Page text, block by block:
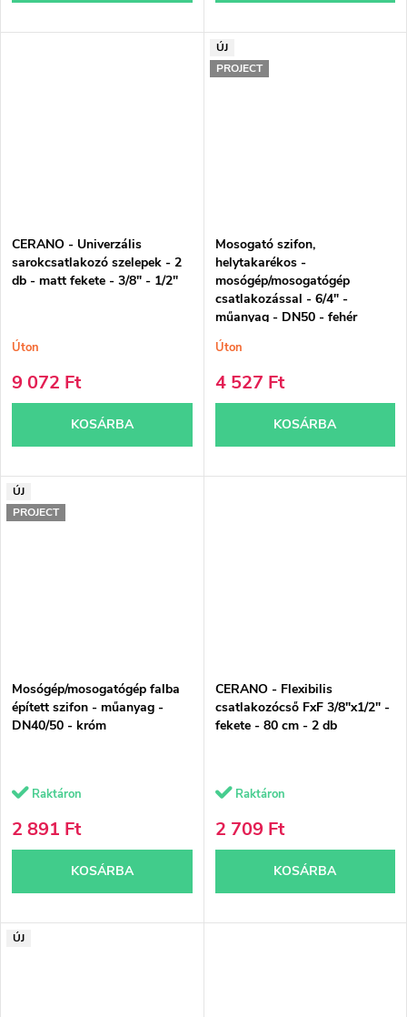
CERANO - Univerzális
sarokcsatlakozó szelepek - 2
db - matt fekete - 3/8" - 1/2"
Úton
9 072 Ft
KOSÁRBA
ÚJ
PROJECT
Mosogató szifon,
helytakarékos -
mosógép/mosogatógép
csatlakozással - 6/4" -
műanyag - DN50 - fehér
Úton
4 527 Ft
KOSÁRBA
ÚJ
PROJECT
Mosógép/mosogatógép falba
épített szifon - műanyag -
DN40/50 - króm
Raktáron
2 891 Ft
KOSÁRBA
CERANO - Flexibilis
csatlakozócső FxF 3/8"x1/2" -
fekete - 80 cm - 2 db
Raktáron
2 709 Ft
KOSÁRBA
ÚJ